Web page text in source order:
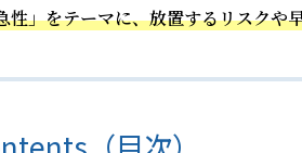
性」をテーマに、放置するリスクや